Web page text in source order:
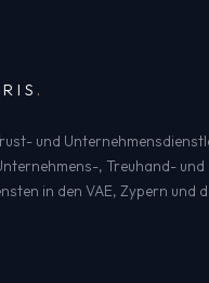
.
und
, Treuhand- und
in den VAE, Zypern und